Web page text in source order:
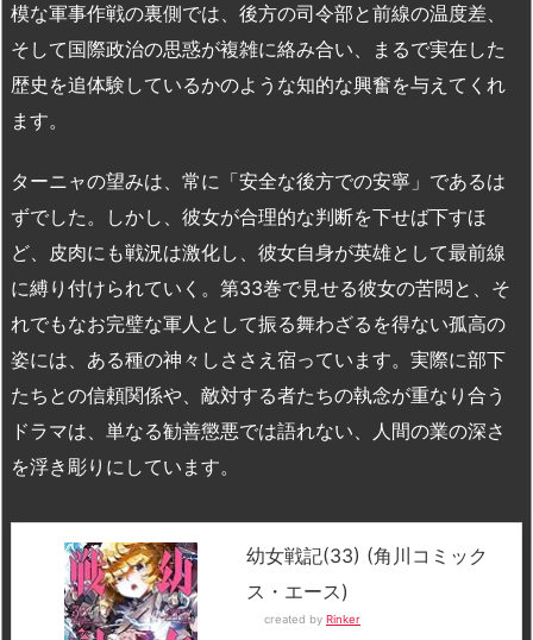
模な軍事作戦の裏側では、後方の司令部と前線の温度差、
そして国際政治の思惑が複雑に絡み合い、まるで実在した
歴史を追体験しているかのような知的な興奮を与えてくれ
ます。
ターニャの望みは、常に「安全な後方での安寧」であるは
ずでした。しかし、彼女が合理的な判断を下せば下すほ
ど、皮肉にも戦況は激化し、彼女自身が英雄として最前線
に縛り付けられていく。第33巻で見せる彼女の苦悶と、そ
れでもなお完璧な軍人として振る舞わざるを得ない孤高の
姿には、ある種の神々しささえ宿っています。実際に部下
たちとの信頼関係や、敵対する者たちの執念が重なり合う
ドラマは、単なる勧善懲悪では語れない、人間の業の深さ
を浮き彫りにしています。
幼女戦記(33) (角川コミック
ス・エース)
created by Rinker